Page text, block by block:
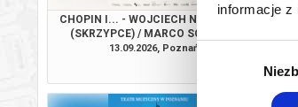
informacje z
Wybór
CHOPIN I... - WOJCIECH NIEDZIÓŁKA
(SKRZYPCE) / MARCO SCILIRONI
(FORTEPIAN)
13.09.2026, Poznań